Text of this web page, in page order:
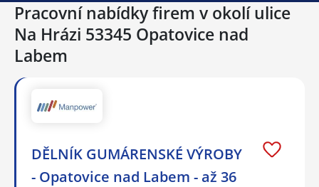
Pracovní nabídky firem v okolí ulice
Na Hrázi 53345 Opatovice nad
Labem
DĚLNÍK GUMÁRENSKÉ VÝROBY
- Opatovice nad Labem - až 36